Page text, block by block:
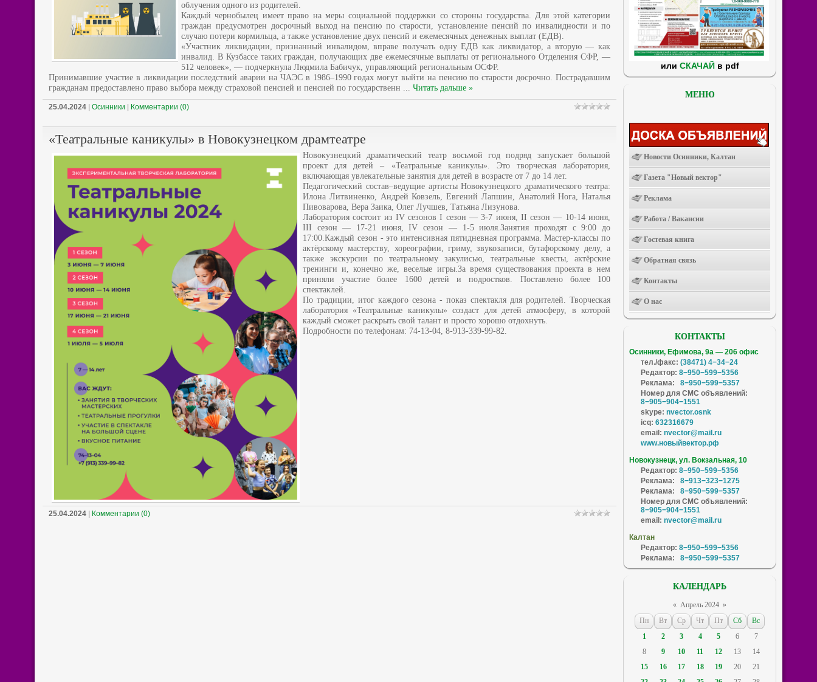
облучения одного из родителей.
Каждый чернобылец имеет право на меры социальной поддержки со стороны государства. Для этой категории
граждан предусмотрен досрочный выход на пенсию по старости, установление пенсий по инвалидности и по
случаю потери кормильца, а также установление двух пенсий и ежемесячных денежных выплат (ЕДВ).
«Участник ликвидации, признанный инвалидом, вправе получать одну ЕДВ как ликвидатор, а вторую — как
инвалид. В Кузбассе таких граждан, получающих две ежемесячные выплаты от регионального Отделения СФР, —
512 человек», — подчеркнула Людмила Бабичук, управляющий региональным ОСФР.
Принимавшие участие в ликвидации последствий аварии на ЧАЭС в 1986–1990 годах могут выйти на пенсию по старости досрочно. Пострадавшим
гражданам предоставлено право выбора между страховой пенсией и пенсией по государственн ... Читать дальше »
25.04.2024 Осинники Комментарии (0)
«Театральные каникулы» в Новокузнецком драмтеатре
Новокузнецкий драматический театр восьмой год подряд запускает большой
проект для детей – «Театральные каникулы». Это творческая лаборатория,
включающая увлекательные занятия для детей в возрасте от 7 до 14 лет.
Педагогический состав–ведущие артисты Новокузнецкого драматического театра:
Илона Литвиненко, Андрей Ковзель, Евгений Лапшин, Анатолий Нога, Наталья
Пивоварова, Вера Заика, Олег Лучшев, Татьяна Лизунова.
Лаборатория состоит из IV сезонов I сезон — 3-7 июня, II сезон — 10-14 июня,
III сезон — 17-21 июня, IV сезон — 1-5 июля.Занятия проходят с 9:00 до
17:00.Каждый сезон - это интенсивная пятидневная программа. Мастер-классы по
актёрскому мастерству, хореографии, гриму, звукозаписи, бутафорскому делу, а
также экскурсии по театральному закулисью, театральные квесты, актёрские
тренинги и, конечно же, веселые игры.За время существования проекта в нем
приняли участие более 1600 детей и подростков. Поставлено более 100
спектаклей.
По традиции, итог каждого сезона - показ спектакля для родителей. Творческая
лаборатория «Театральные каникулы» создаст для детей атмосферу, в которой
каждый сможет раскрыть свой талант и просто хорошо отдохнуть.
Подробности по телефонам: 74-13-04, 8-913-339-99-82.
25.04.2024 Комментарии (0)
или СКАЧАЙв pdf
МЕНЮ
Новости Осинники, Калтан
Газета "Новый вектор"
Реклама
Работа / Вакансии
Гостевая книга
Обратная связь
Контакты
О нас
КОНТАКТЫ
Осинники, Ефимова, 9а — 206 офис
тел./факс: (38471) 4−34−24
Редактор: 8−950−599−5356
Реклама:
8−950−599−5357
Номер для СМС объявлений:
8−905−904−1551
skype: nvector.osnk
icq: 632316679
email: nvector@mail.ru
www.новыйвектор.рф
Новокузнецк, ул. Вокзальная, 10
Редактор: 8−950−599−5356
Реклама:
8−913−323−1275
Реклама:
8−950−599−5357
Номер для СМС объявлений:
8−905−904−1551
email: nvector@mail.ru
Калтан
Редактор: 8−950−599−5356
Реклама:
8−950−599−5357
КАЛЕНДАРЬ
« Апрель 2024 »
Пн
Вт Ср Чт Пт Сб
Вс
1
2 3 4 5 6
7
8
9 10 11 12 13
14
15
16 17 18 19 20
21